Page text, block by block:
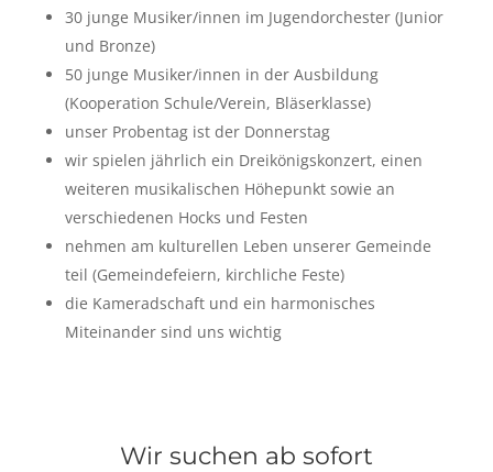
30 junge Musiker/innen im Jugendorchester (Junior
und Bronze)
50 junge Musiker/innen in der Ausbildung
(Kooperation Schule/Verein, Bläserklasse)
unser Probentag ist der Donnerstag
wir spielen jährlich ein Dreikönigskonzert, einen
weiteren musikalischen Höhepunkt sowie an
verschiedenen Hocks und Festen
nehmen am kulturellen Leben unserer Gemeinde
teil (Gemeindefeiern, kirchliche Feste)
die Kameradschaft und ein harmonisches
Miteinander sind uns wichtig
Wir suchen ab sofort